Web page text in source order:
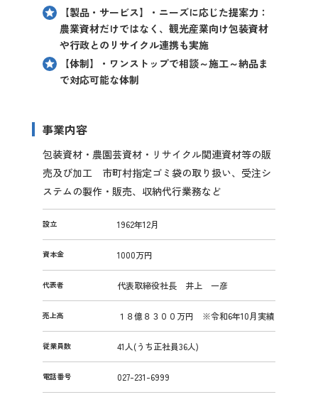
【製品・サービス】・ニーズに応じた提案力：
農業資材だけではなく、観光産業向け包装資材
や行政とのリサイクル連携も実施
【体制】・ワンストップで相談～施工～納品ま
で対応可能な体制
事業内容
包装資材・農園芸資材・リサイクル関連資材等の販
売及び加工 市町村指定ゴミ袋の取り扱い、受注シ
ステムの製作・販売、収納代行業務など
設立 1962年12月
資本金 1000万円
代表者 代表取締役社長 井上 一彦
売上高 １８億８３００万円 ※令和6年10月実績
従業員数 41人(うち正社員36人)
電話番号 027-231-6999